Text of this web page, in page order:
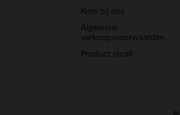
Kom bij ons
Algemene
verkoopsvoorwaarden
Product recall